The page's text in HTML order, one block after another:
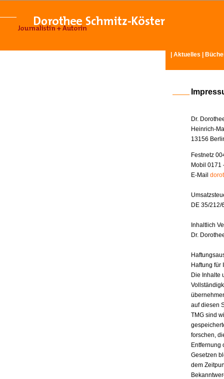
Aktuelles
Dr.
Heinrich-
13156
Festnetz
Mobil 0171
E-Mail
DE 35/212/
Inhaltlich
Dr.
Haftung für
Die Inhalte
auf diesen
TMG sind
forschen,
Entfernung
Gesetzen
dem